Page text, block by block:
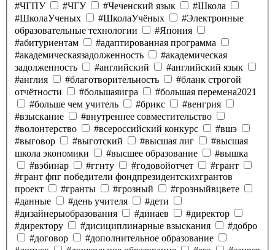
#ЧГПУ
#ЧГУ #Чеченский язык
#Школа
#ШколаУченых
#ШколаУчёных
#Электронные
образовательные технологии
#Япония
#абитуриентам
#адаптированная программа
#академическаязадолженность
#академическая
задолженность
#английский
#английский язык
#англия
#благотворительность
#бланк строгой
отчётности
#большаяигра
#большая перемена2021
#больше чем учитель
#брикс
#венгрия
#взыскание
#внутреннее совместительство
#волонтерство
#всероссийский конкурс
#вшэ
#выговор
#выготский #высшая лиг
#высшая
школа экономики
#высшее образование
#вышка
#вэбинар
#ггнту #годовойотчет
#грант
#грант фпг победители фондпрезидентскихгрантов
проект
#гранты #грозный
#грозныйвцвете
#данные
#день учителя
#дети
#дизайнерыобразования
#динаев
#директор
#директору
#дисициплинарные взыскания
#добро
#договор
#дополнительное образование